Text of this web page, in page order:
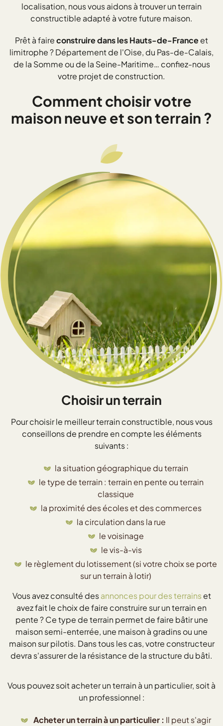
localisation, nous vous aidons à trouver un terrain
constructible adapté à votre future maison.
Prêt à faireconstruire dans les Hauts-de-Franceet
limitrophe ? Département de l'Oise, du Pas-de-Calais,
de la Somme ou de la Seine-Maritime… confiez-nous
votre projet de construction.
Comment choisir votre
maison neuve et son terrain ?
Choisir un terrain
Pour choisir le meilleur terrain constructible, nous vous
conseillons de prendre en compte les éléments
suivants :
la situation géographique du terrain
le type de terrain : terrain en pente ou terrain
classique
la proximité des écoles et des commerces
la circulation dans la rue
le voisinage
le vis-à-vis
le règlement du lotissement (si votre choix se porte
sur un terrain à lotir)
Vous avez consulté desannonces pour des terrainset
avez fait le choix de faire construire sur un terrain en
pente ? Ce type de terrain permet de faire bâtir une
maison semi-enterrée, une maison à gradins ou une
maison sur pilotis. Dans tous les cas, votre constructeur
devra s'assurer de la résistance de la structure du bâti.
Vous pouvez soit acheter un terrain à un particulier, soit à
un professionnel :
Acheter un terrain à un particulier : Il peut s'agir